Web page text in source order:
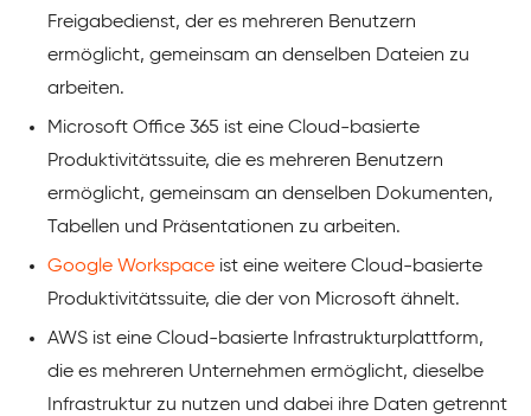
Freigabedienst, der es mehreren Benutzern
ermöglicht, gemeinsam an denselben Dateien zu
arbeiten.
Microsoft Office 365 ist eine Cloud-basierte
Produktivitätssuite, die es mehreren Benutzern
ermöglicht, gemeinsam an denselben Dokumenten,
Tabellen und Präsentationen zu arbeiten.
Google Workspace ist eine weitere Cloud-basierte
Produktivitätssuite, die der von Microsoft ähnelt.
AWS ist eine Cloud-basierte Infrastrukturplattform,
die es mehreren Unternehmen ermöglicht, dieselbe
Infrastruktur zu nutzen und dabei ihre Daten getrennt